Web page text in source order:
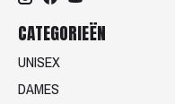
CATEGORIEËN
UNISEX
DAMES